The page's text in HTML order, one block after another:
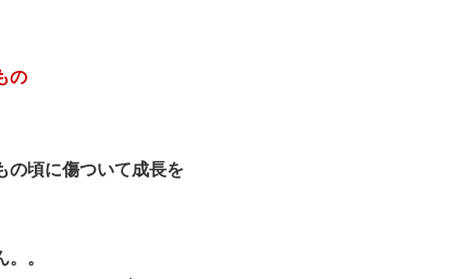
の
の頃に傷ついて成長を
。